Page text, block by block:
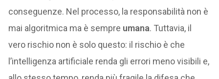
conseguenze. Nel processo, la responsabilità non è
mai algoritmica ma è sempre umana. Tuttavia, il
vero rischio non è solo questo: il rischio è che
l’intelligenza artificiale renda gli errori meno visibili e,